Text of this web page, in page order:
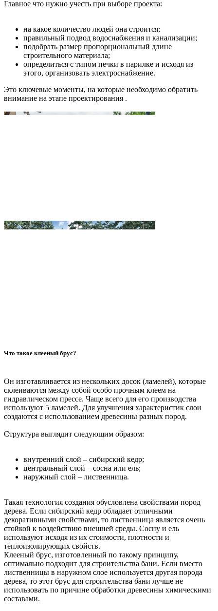
Главное что нужно учесть при выборе проекта:
на какое количество людей она строится;
правильный подвод водоснабжения и канализации;
подобрать размер пропорциональный длине
строительного материала;
определиться с типом печки в парилке и исходя из
этого, организовать электроснабжение.
Это ключевые моменты, на которые необходимо обратить
внимание на этапе проектирования .
Что такое клееный брус?
Он изготавливается из нескольких досок (ламелей), которые
склеиваются между собой особо прочным клеем на
гидравлическом прессе. Чаще всего для его производства
используют 5 ламелей. Для улучшения характеристик слои
создаются с использованием древесины разных пород.
Структура выглядит следующим образом:
внутренний слой – сибирский кедр;
центральный слой – сосна или ель;
наружный слой – лиственница.
Такая технология создания обусловлена свойствами пород
дерева. Если сибирский кедр обладает отличными
декоративными свойствами, то лиственница является очень
стойкой к воздействию внешней среды. Сосну и ель
используют исходя из их стоимости, плотности и
теплоизолирующих свойств.
Клееный брус, изготовленный по такому принципу,
оптимально подходит для строительства бани. Если вместо
лиственницы в наружном слое используется другая порода
дерева, то этот брус для строительства бани лучше не
использовать по причине обработки древесины химическими
составами.